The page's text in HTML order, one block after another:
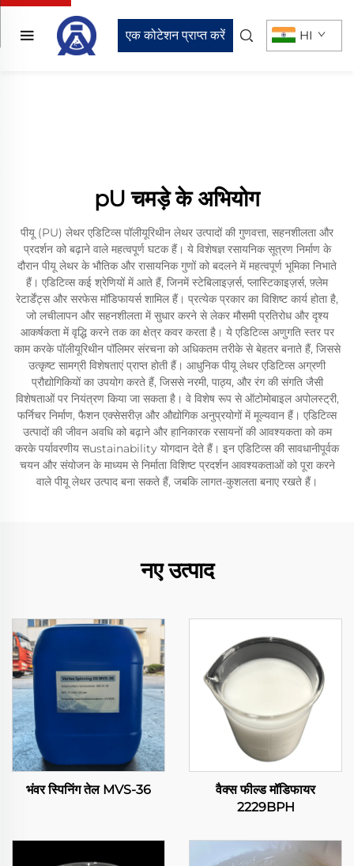
एक कोटेशन प्राप्त करें HI
pU चमड़े के अभियोग
पीयू (PU) लेथर एडिटिव्स पॉलीयूरिथीन लेथर उत्पादों की गुणवत्ता, सहनशीलता और
प्रदर्शन को बढ़ाने वाले महत्वपूर्ण घटक हैं। ये विशेषज्ञ रसायनिक सूत्रण निर्माण के
दौरान पीयू लेथर के भौतिक और रासायनिक गुणों को बदलने में महत्वपूर्ण भूमिका निभाते
हैं। एडिटिव्स कई श्रेणियों में आते हैं, जिनमें स्टेबिलाइज़र्स, प्लास्टिकाइज़र्स, फ़्लेम
रेटार्डेंट्स और सरफेस मॉडिफायर्स शामिल हैं। प्रत्येक प्रकार का विशिष्ट कार्य होता है,
जो लचीलापन और सहनशीलता में सुधार करने से लेकर मौसमी प्रतिरोध और दृश्य
आकर्षकता में वृद्धि करने तक का क्षेत्र कवर करता है। ये एडिटिव्स अणुगति स्तर पर
काम करके पॉलीयूरिथीन पॉलिमर संरचना को अधिकतम तरीके से बेहतर बनाते हैं, जिससे
उत्कृष्ट सामग्री विशेषताएं प्राप्त होती हैं। आधुनिक पीयू लेथर एडिटिव्स अग्रणी
प्रौद्योगिकियों का उपयोग करते हैं, जिससे नरमी, पाठ्य, और रंग की संगति जैसी
विशेषताओं पर नियंत्रण किया जा सकता है। वे विशेष रूप से ऑटोमोबाइल अपोलस्ट्री,
फर्निचर निर्माण, फैशन एक्सेसरीज़ और औद्योगिक अनुप्रयोगों में मूल्यवान हैं। एडिटिव्स
उत्पादों की जीवन अवधि को बढ़ाने और हानिकारक रसायनों की आवश्यकता को कम
करके पर्यावरणीय सustainability योगदान देते हैं। इन एडिटिव्स की सावधानीपूर्वक
चयन और संयोजन के माध्यम से निर्माता विशिष्ट प्रदर्शन आवश्यकताओं को पूरा करने
वाले पीयू लेथर उत्पाद बना सकते हैं, जबकि लागत-कुशलता बनाए रखते हैं।
नए उत्पाद
भंवर स्पिनिंग तेल MVS-36
वैक्स फील्ड मॉडिफायर
2229BPH